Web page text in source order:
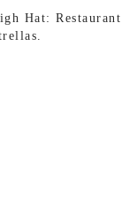
Hat: Restaurant